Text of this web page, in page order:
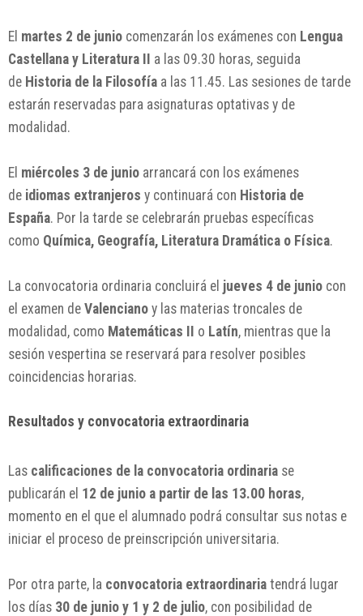
El martes 2 de junio comenzarán los exámenes con Lengua
Castellana y Literatura II a las 09.30 horas, seguida
de Historia de la Filosofía a las 11.45. Las sesiones de tarde
estarán reservadas para asignaturas optativas y de
modalidad.
El miércoles 3 de junio arrancará con los exámenes
de idiomas extranjeros y continuará con Historia de
España. Por la tarde se celebrarán pruebas específicas
como Química, Geografía, Literatura Dramática o Física.
La convocatoria ordinaria concluirá el jueves 4 de junio con
el examen de Valenciano y las materias troncales de
modalidad, como Matemáticas II o Latín, mientras que la
sesión vespertina se reservará para resolver posibles
coincidencias horarias.
Resultados y convocatoria extraordinaria
Las calificaciones de la convocatoria ordinaria se
publicarán el 12 de junio a partir de las 13.00 horas,
momento en el que el alumnado podrá consultar sus notas e
iniciar el proceso de preinscripción universitaria.
Por otra parte, la convocatoria extraordinaria tendrá lugar
los días 30 de junio y 1 y 2 de julio, con posibilidad de